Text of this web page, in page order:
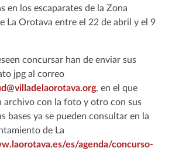
en los escaparates de la Zona
La Orotava entre el 22 de abril y el 9
concursar han de enviar sus
jpg al correo
, en el que
archivo con la foto y otro con sus
bases ya se pueden consultar en la
de La
es/agenda/concurso-